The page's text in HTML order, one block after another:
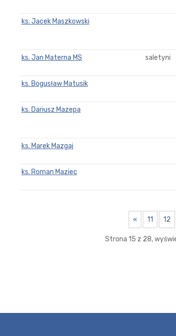
ks. Jacek Maszkowski
ks. Jan Materna MS
saletyni
ks. Bogusław Matusik
ks. Dariusz Mazepa
ks. Marek Mazgaj
ks. Roman Maziec
« 11 12
Strona 15 z 28,